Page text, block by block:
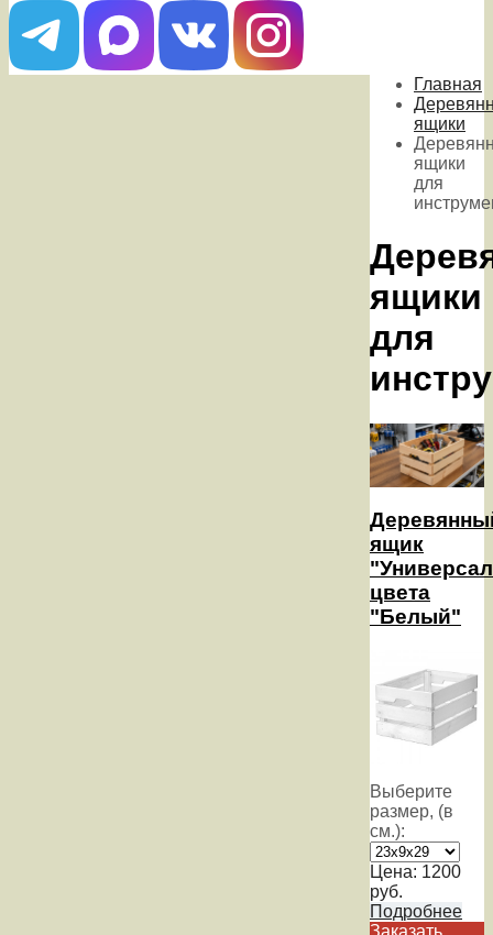
Главная
ящики
ящики
для
ящики
для
ящик
цвета
"Белый"
Выберите
размер, (в
см.):
Цена: 1200
руб.
Подробнее
Заказать